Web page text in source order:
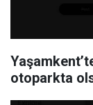
otoparkta